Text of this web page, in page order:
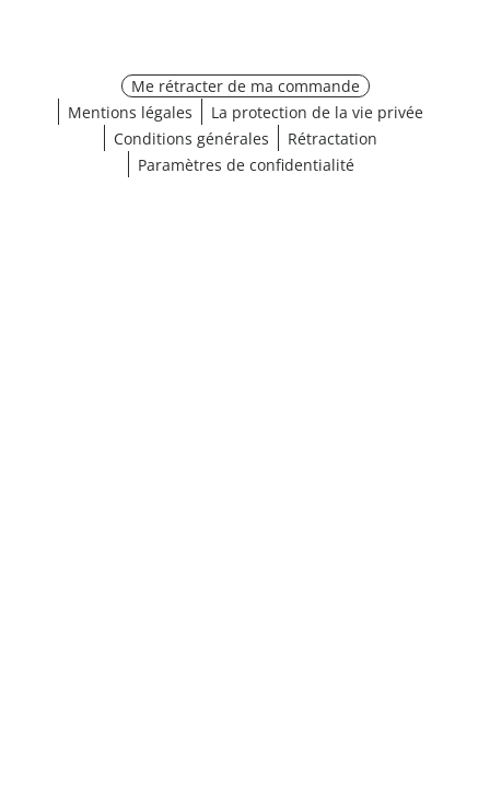
Me rétracter de ma commande
Mentions légales
La protection de la vie privée
Conditions générales
Rétractation
Paramètres de confidentialité